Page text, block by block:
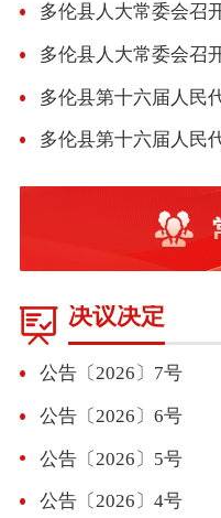
多伦县人大常委会召
多伦县人大常委会召
决议决定
公告〔2026〕7号
公告〔2026〕6号
公告〔2026〕5号
公告〔2026〕4号